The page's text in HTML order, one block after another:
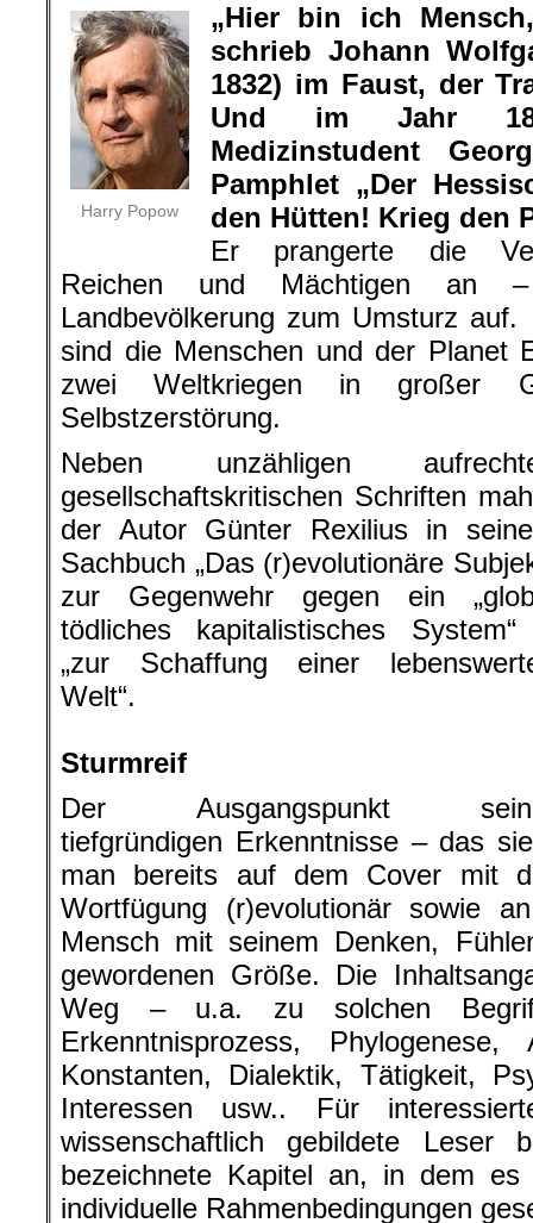
Harry Popow
„Hier bin ich
schrieb Johann
1832) im Faust, der
Und im Jahr
Medizinstudent
Pamphlet „Der
den Hütten! Krieg den
Er prangerte die
Reichen und Mächtigen
Landbevölkerung zum Umsturz
sind die Menschen und der Planet
zwei Weltkriegen in großer
Selbstzerstörung.
Neben unzähligen
gesellschaftskritischen Schriften
der Autor Günter Rexilius in
Sachbuch „Das (r)evolutionäre
zur Gegenwehr gegen ein
tödliches kapitalistisches
„zur Schaffung einer
Welt“.
Sturmreif
Der Ausgangspunkt
tiefgründigen Erkenntnisse – das
man bereits auf dem Cover mit
Wortfügung (r)evolutionär sowie
Mensch mit seinem Denken,
gewordenen Größe. Die
Weg – u.a. zu solchen
Erkenntnisprozess, Phylogenese,
Konstanten, Dialektik, Tätigkeit,
Interessen usw.. Für
wissenschaftlich gebildete
bezeichnete Kapitel an, in dem es
individuelle Rahmenbedingungen